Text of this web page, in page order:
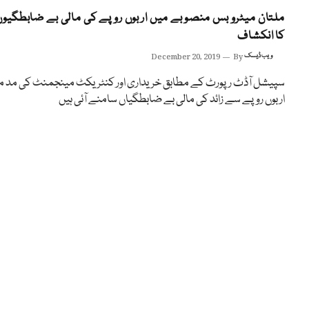
ملتان میٹرو بس منصوبے میں اربوں روپے کی مالی بے
کا انکشاف
December 20, 2019 Byویب ڈیسک
سپیشل آڈٹ رپورٹ کے مطابق خریداری اور کنٹریکٹ مینجمنٹ کی مد
اربوں روپے سے زائد کی مالی بے ضابطگیاں سامنے آئی ہیں